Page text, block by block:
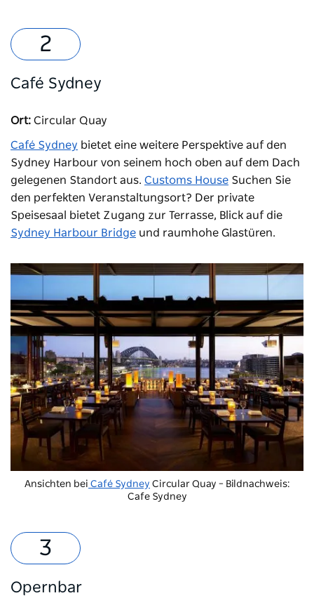
Café Sydney
Ort: Circular Quay
Café Sydney bietet eine weitere Perspektive auf den
Sydney Harbour von seinem hoch oben auf dem Dach
gelegenen Standort aus. Customs House Suchen Sie
den perfekten Veranstaltungsort? Der private
Speisesaal bietet Zugang zur Terrasse, Blick auf die
Sydney Harbour Bridge und raumhohe Glastüren.
Ansichten bei Café Sydney Circular Quay – Bildnachweis:
Cafe Sydney
Opernbar